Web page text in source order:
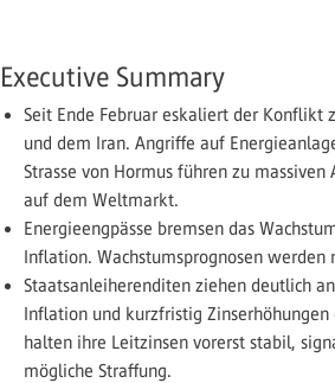
Executive Summary
Seit Ende Februar eskaliert der Konflikt
und dem Iran. Angriffe auf
Strasse von Hormus führen zu massiven
auf dem Weltmarkt.
Energieengpässe bremsen das
Inflation. Wachstumsprognosen werden
Staatsanleiherenditen ziehen deutlich
Inflation und kurzfristig
halten ihre Leitzinsen vorerst stabil,
mögliche Straffung.